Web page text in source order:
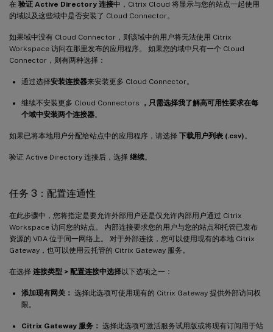
在 验证 Active Directory 连接中，Citrix Cloud 将显示与您的站点一起使用
的域以及这些域中是否安装了 Cloud Connector。
如果域中没有 Cloud Connector，则该域中的用户将无法使用 Citrix
Workspace 访问在那里发布的应用程序。 如果您的域中只有一个 Cloud
Connector，则有两种选择：
通过选择安装连接器来安装更多 Cloud Connector。
继续不安装更多 Cloud Connectors
，只需选择我了解高可用性要求在每
个域中安装两个连接器。
如果已将本地用户分配给站点中的应用程序，请选择 下载用户列表 (.csv) 。
验证 Active Directory 连接后，选择 继续。
任务 3：配置连通性
在此步骤中，您将指定是要允许外部用户还是仅允许内部用户通过 Citrix
Workspace 访问您的站点。 内部连接要求您的用户与您的站点和托管已发布
资源的 VDA 位于同一网络上。 对于外部连接，您可以使用现有的本地 Citrix
Gateway，也可以使用云托管的 Citrix Gateway 服务。
在选择 连接类型 > 配置连接中选择以下选项之一：
添加现有网关： 选择此选项可使用现有的 Citrix Gateway 提供外部访问权
限。
Citrix Gateway 服务： 选择此选项可激活服务试用版或将现有订阅用于站